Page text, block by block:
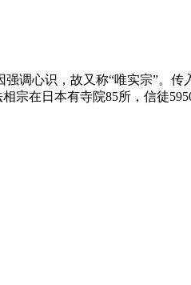
调心识，故又称“唯实宗”。传
在日本有寺院85所，信徒